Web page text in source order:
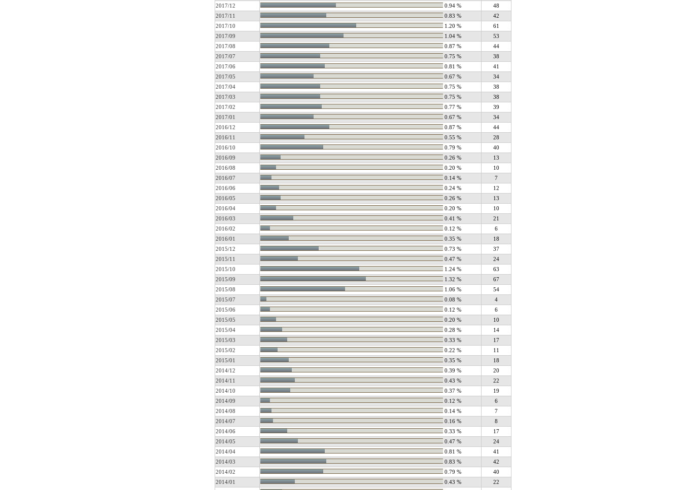
2017/12
0.94 %
48
2017/11
0.83 %
42
2017/10
1.20 %
61
2017/09
1.04 %
53
2017/08
0.87 %
44
2017/07
0.75 %
38
2017/06
0.81 %
41
2017/05
0.67 %
34
2017/04
0.75 %
38
2017/03
0.75 %
38
2017/02
0.77 %
39
2017/01
0.67 %
34
2016/12
0.87 %
44
2016/11
0.55 %
28
2016/10
0.79 %
40
2016/09
0.26 %
13
2016/08
0.20 %
10
2016/07
0.14 %
7
2016/06
0.24 %
12
2016/05
0.26 %
13
2016/04
0.20 %
10
2016/03
0.41 %
21
2016/02
0.12 %
6
2016/01
0.35 %
18
2015/12
0.73 %
37
2015/11
0.47 %
24
2015/10
1.24 %
63
2015/09
1.32 %
67
2015/08
1.06 %
54
2015/07
0.08 %
4
2015/06
0.12 %
6
2015/05
0.20 %
10
2015/04
0.28 %
14
2015/03
0.33 %
17
2015/02
0.22 %
11
2015/01
0.35 %
18
2014/12
0.39 %
20
2014/11
0.43 %
22
2014/10
0.37 %
19
2014/09
0.12 %
6
2014/08
0.14 %
7
2014/07
0.16 %
8
2014/06
0.33 %
17
2014/05
0.47 %
24
2014/04
0.81 %
41
2014/03
0.83 %
42
2014/02
0.79 %
40
2014/01
0.43 %
22